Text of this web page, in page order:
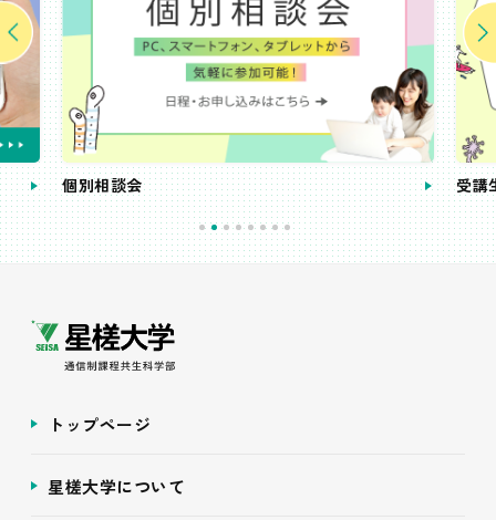
個別相談会 受講
トップページ
星槎大学について